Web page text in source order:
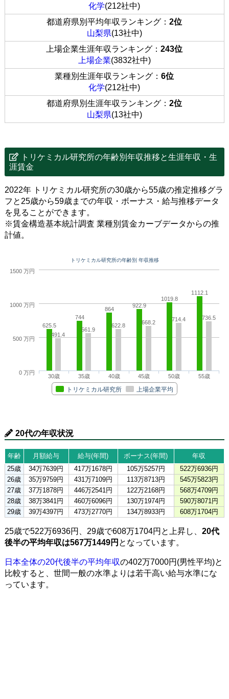
化学(212社中)
都道府県別平均年収ランキング：2位
山梨県(13社中)
上場企業生涯年収ランキング：243位
上場企業(3832社中)
業種別生涯年収ランキング：6位
化学(212社中)
都道府県別生涯年収ランキング：2位
山梨県(13社中)
トリケミカル研究所の年齢別年収推移と生涯年収・生
涯賃金
2022年 トリケミカル研究所の30歳から55歳の推定推移グラ
フと25歳から59歳までの年収・ボーナス・給与推移データ
を見ることができます。
※賃金構造基本統計調査 業種別賃金カーブデータからの推
計値。
トリケミカル研究所の年齢別 年収推移
625.5
744
864
922.9
1019.8
1112.1
491.4
561.9
622.8 668.2 714.4 736.5
トリケミカル研究所 上場企業平均
30歳 35歳 40歳 45歳 50歳 55歳
0 万円
500 万円
1000 万円
1500 万円
20代の年収状況
年齢 月額給与 給与(年間) ボーナス(年間)
年収
25歳
34万7639円 417万1678円 105万5257円
522万6936円
26歳
35万9759円 431万7109円 113万8713円
545万5823円
27歳
37万1878円 446万2541円 122万2168円
568万4709円
28歳
38万3841円 460万6096円 130万1974円
590万8071円
29歳
39万4397円 473万2770円 134万8933円 608万1704円
25歳で522万6936円、29歳で608万1704円と上昇し、 20代
後半の平均年収は567万1449円 となっています。
日本全体の20代後半の平均年収の402万7000円(男性平均)と
比較すると、世間一般の水準よりは若干高い給与水準にな
っています。